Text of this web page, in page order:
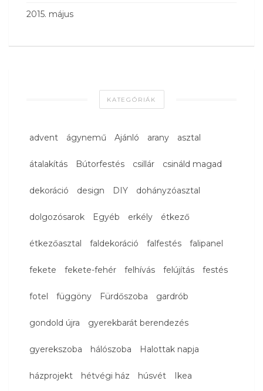
2015. május
KATEGÓRIÁK
advent ágynemű Ajánló arany asztal
átalakítás Bútorfestés csillár csináld magad
dekoráció design DIY dohányzóasztal
dolgozósarok Egyéb erkély étkező
étkezőasztal faldekoráció falfestés falipanel
fekete fekete-fehér felhívás felújítás festés
fotel függöny Fürdőszoba gardrób
gondold újra gyerekbarát berendezés
gyerekszoba hálószoba Halottak napja
házprojekt hétvégi ház húsvét Ikea